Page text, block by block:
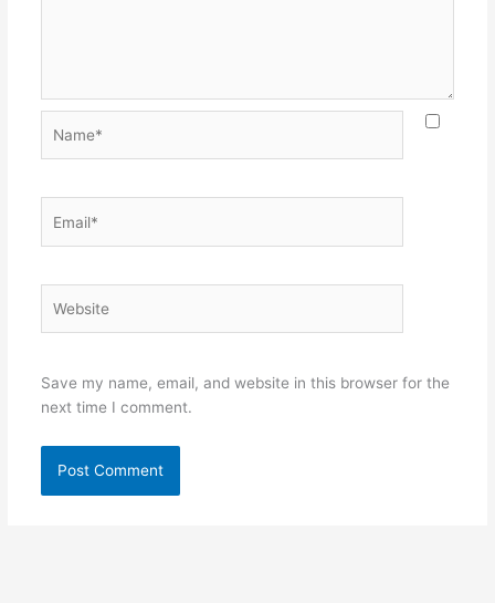
Save my name, email, and website in this browser for the
next time I comment.